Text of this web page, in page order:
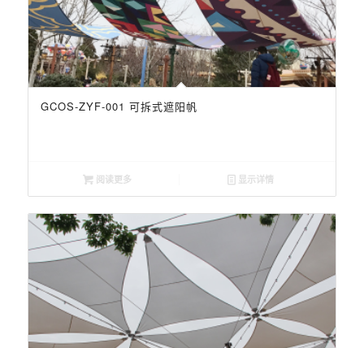
GCOS-ZYF-001 可拆式遮阳帆
阅读更多 显示详情